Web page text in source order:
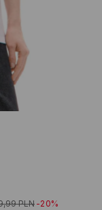
PLN -20%